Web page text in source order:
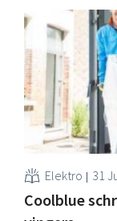
15 minuten van
Elektro 31
Coolblue